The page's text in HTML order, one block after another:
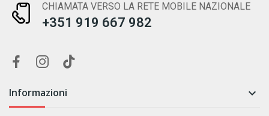
CHIAMATA VERSO LA RETE MOBILE NAZIONALE
+351 919 667 982
Informazioni 